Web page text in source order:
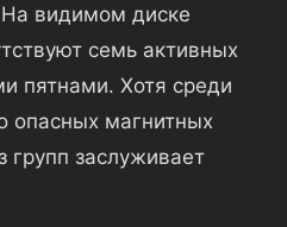
видимом диске
семь активных
пятнами. Хотя среди
опасных магнитных
групп заслуживает